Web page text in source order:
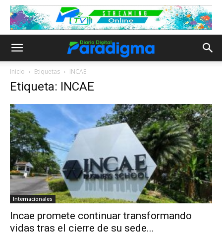
Inicio Etiquetas INCAE
Etiqueta: INCAE
Internacionales
Incae promete continuar transformando
vidas tras el cierre de su sede...